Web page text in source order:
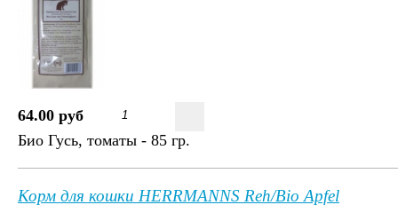
64.00 руб
Био Гусь, томаты - 85 гр.
Корм для кошки HERRMANNS Reh/Bio Apfel